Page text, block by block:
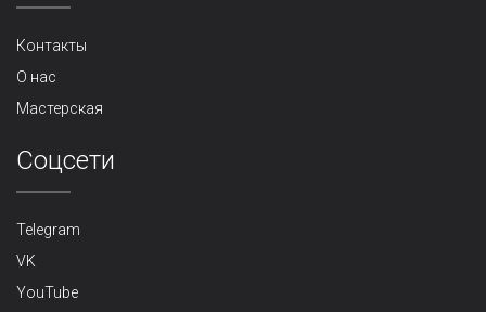
Контакты
О нас
Мастерская
Cоцсети
Telegram
VK
YouTube